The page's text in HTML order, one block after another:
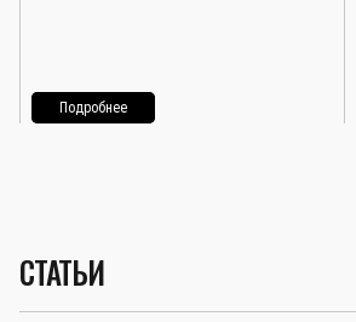
Подробнее
СТАТЬИ